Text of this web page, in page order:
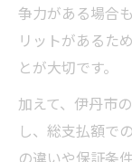
争力がある場合
リットがあるた
とが大切です。
加えて、伊丹市
し、総支払額で
の違いや保証条